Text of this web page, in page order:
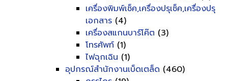
เครื่องพิมพ์เช็ค,เครื่องปรุเช็ค,เครื่องปรุ
เอกสาร (4)
เครื่องสแกนบาร์โค๊ต (3)
โทรศัพท์ (1)
ไฟฉุกเฉิน (1)
อุปกรณ์สำนักงานเบ็ดเตล็ด (460)